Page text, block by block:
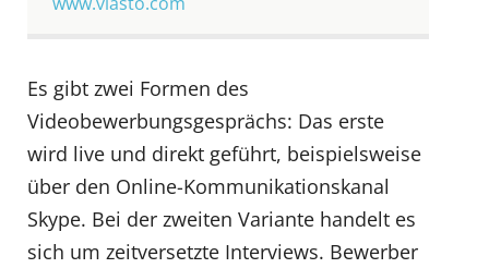
Es gibt zwei Formen des
Videobewerbungsgesprächs: Das erste
wird live und direkt geführt, beispielsweise
über den Online-Kommunikationskanal
Skype. Bei der zweiten Variante handelt es
sich um zeitversetzte Interviews. Bewerber